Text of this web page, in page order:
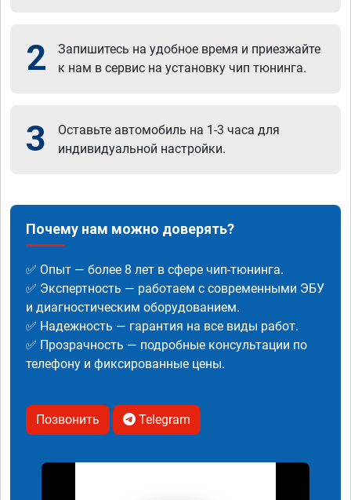
2
Запишитесь на удобное время и приезжайте
к нам в сервис на установку чип тюнинга.
3
Оставьте автомобиль на 1-3 часа для
индивидуальной настройки.
Почему нам можно доверять?
✅ Опыт — более 8 лет в сфере чип-тюнинга.
✅ Экспертность — работаем с современными ЭБУ
и диагностическим оборудованием.
✅ Надежность — гарантия на все виды работ.
✅ Прозрачность — подробные консультации по
телефону и фиксированные цены.
Позвонить Telegram